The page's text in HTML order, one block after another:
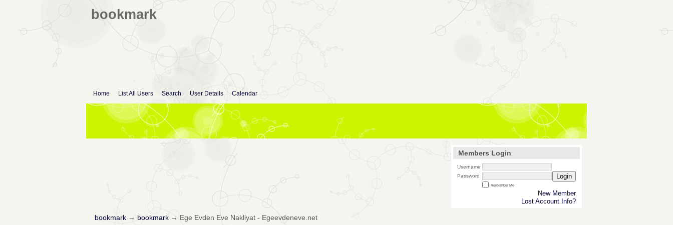
bookmark
Home List All Users Search User Details Calendar
Members Login
Username
Password
Login
Remember Me
New Member
Lost Account Info?
bookmark→ bookmark→ Ege Evden Eve Nakliyat - Egeevdeneve.net